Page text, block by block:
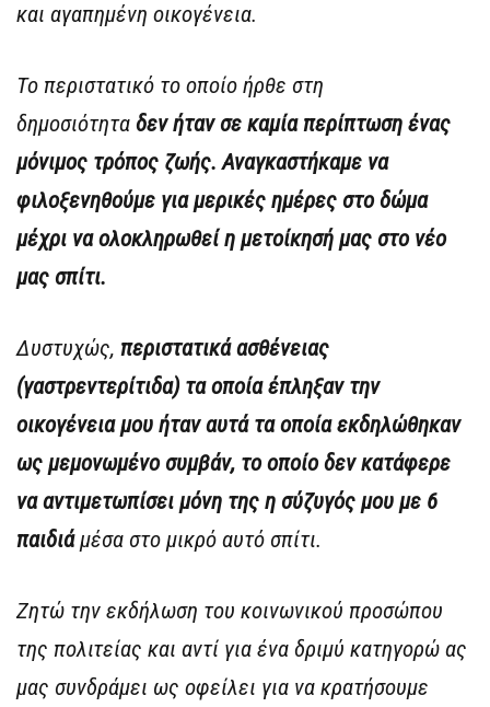
και αγαπημένη οικογένεια.
Το περιστατικό το οποίο ήρθε στη
δημοσιότητα δεν ήταν σε καμία περίπτωση ένας
μόνιμος τρόπος ζωής. Αναγκαστήκαμε να
φιλοξενηθούμε για μερικές ημέρες στο δώμα
μέχρι να ολοκληρωθεί η μετοίκησή μας στο νέο
μας σπίτι.
Δυστυχώς, περιστατικά ασθένειας
(γαστρεντερίτιδα) τα οποία έπληξαν την
οικογένεια μου ήταν αυτά τα οποία εκδηλώθηκαν
ως μεμονωμένο συμβάν, το οποίο δεν κατάφερε
να αντιμετωπίσει μόνη της η σύζυγός μου με 6
παιδιάμέσα στο μικρό αυτό σπίτι.
Ζητώ την εκδήλωση του κοινωνικού προσώπου
της πολιτείας και αντί για ένα δριμύ κατηγορώ ας
μας συνδράμει ως οφείλει για να κρατήσουμε